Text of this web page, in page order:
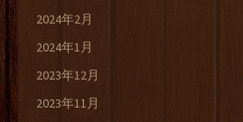
2024年2月
2024年1月
2023年12月
2023年11月